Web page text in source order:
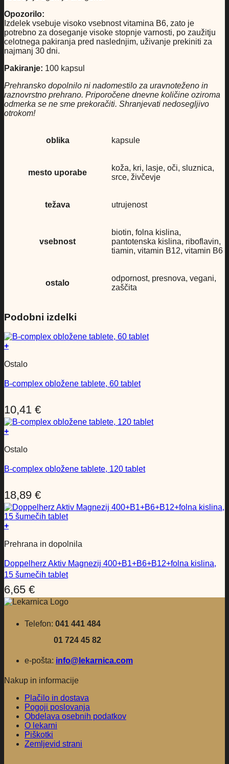
Opozorilo:
Izdelek vsebuje visoko vsebnost vitamina B6, zato je
potrebno za doseganje visoke stopnje varnosti, po zaužitju
celotnega pakiranja pred naslednjim, uživanje prekiniti za
najmanj 30 dni.
Pakiranje: 100 kapsul
Prehransko dopolnilo ni nadomestilo za uravnoteženo in
raznovrstno prehrano. Priporočene dnevne količine oziroma
odmerka se ne sme prekoračiti. Shranjevati nedosegljivo
otrokom!
oblika kapsule
mesto uporabe
koža, kri, lasje, oči, sluznica,
srce, živčevje
težava utrujenost
vsebnost
biotin, folna kislina,
pantotenska kislina, riboflavin,
tiamin, vitamin B12, vitamin B6
ostalo
odpornost, presnova, vegani,
zaščita
Podobni izdelki
+
Ostalo
B-complex obložene tablete, 60 tablet
10,41 €
+
Ostalo
B-complex obložene tablete, 120 tablet
18,89 €
+
Prehrana in dopolnila
Doppelherz Aktiv Magnezij 400+B1+B6+B12+folna kislina,
15 šumečih tablet
6,65 €
Telefon: 041 441 484
01 724 45 82
e-pošta: info@lekarnica.com
Nakup in informacije
Plačilo in dostava
Pogoji poslovanja
Obdelava osebnih podatkov
O lekarni
Piškotki
Zemljevid strani